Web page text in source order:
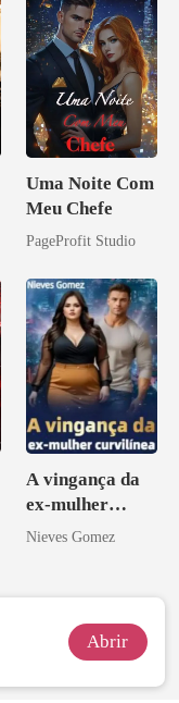
Uma Noite Com
Meu Chefe
PageProfit Studio
A vingança da
ex-mulher
curvilínea
Nieves Gomez
Abrir